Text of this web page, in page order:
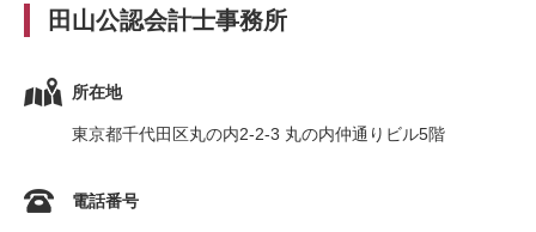
田山公認会計士事務所
所在地
東京都千代田区丸の内2-2-3 丸の内仲通りビル5階
電話番号